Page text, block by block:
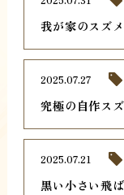
我が家のスズ
究極の自作ス
2025.07.27
黒い小さい飛
2025.07.21